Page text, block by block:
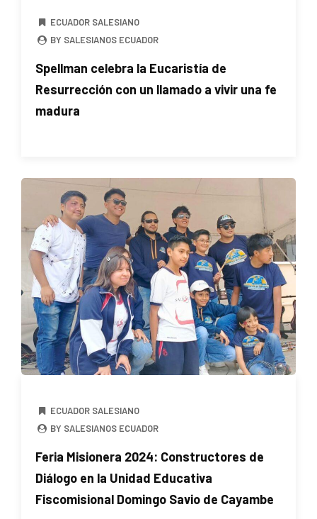
ECUADOR SALESIANO
BY SALESIANOS ECUADOR
Spellman celebra la Eucaristía de
Resurrección con un llamado a vivir una fe
madura
ECUADOR SALESIANO
BY SALESIANOS ECUADOR
Feria Misionera 2024: Constructores de
Diálogo en la Unidad Educativa
Fiscomisional Domingo Savio de Cayambe